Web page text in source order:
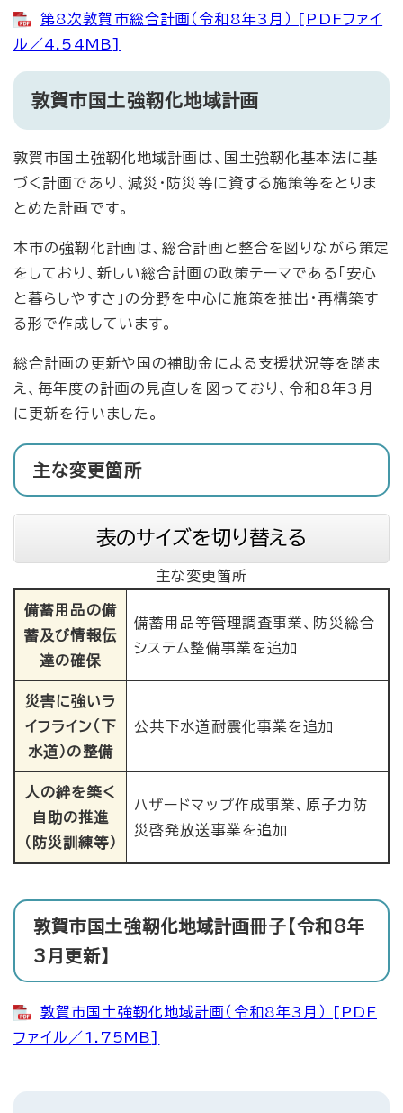
第8次敦賀市総合計画（令和8年3月） [PDFファイ
ル／4.54MB]
敦賀市国土強靭化地域計画
敦賀市国土強靭化地域計画は、国土強靭化基本法に基
づく計画であり、減災・防災等に資する施策等をとりま
とめた計画です。
本市の強靭化計画は、総合計画と整合を図りながら策定
をしており、新しい総合計画の政策テーマである「安心
と暮らしやすさ」の分野を中心に施策を抽出・再構築す
る形で作成しています。
総合計画の更新や国の補助金による支援状況等を踏ま
え、毎年度の計画の見直しを図っており、令和8年3月
に更新を行いました。
主な変更箇所
表のサイズを切り替える
主な変更箇所
備蓄用品の備
蓄及び情報伝
達の確保
備蓄用品等管理調査事業、防災総合
システム整備事業を追加
災害に強いラ
イフライン（下
水道）の整備
公共下水道耐震化事業を追加
人の絆を築く
自助の推進
（防災訓練等）
ハザードマップ作成事業、原子力防
災啓発放送事業を追加
敦賀市国土強靭化地域計画冊子【令和8年
3月更新】
敦賀市国土強靭化地域計画（令和8年3月） [PDF
ファイル／1.75MB]